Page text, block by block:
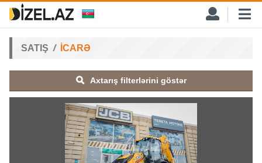
SATIŞ İCARƏ
Axtarış filterlərini göstər